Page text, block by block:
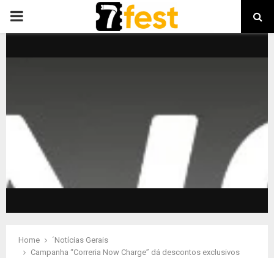
PRIMARY
Home
´Notícias Gerais
Campanha “Correria Now Charge” dá descontos exclusivos